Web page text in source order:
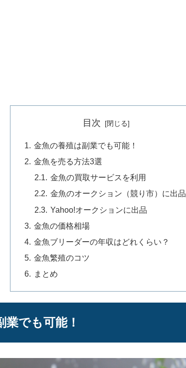
目次
金魚の養殖は副業でも可能！
金魚を売る方法3選
金魚の買取サービスを利用
金魚のオークション（競り市）に出品
Yahoo!オークションに出品
金魚の価格相場
金魚ブリーダーの年収はどれくらい？
金魚繁殖のコツ
まとめ
業でも可能！